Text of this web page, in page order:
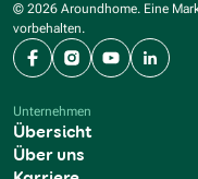
© 2026 Aroundhome. Eine
vorbehalten.
FacebookInstagram
YouTube
Unternehmen
Übersicht
Über uns